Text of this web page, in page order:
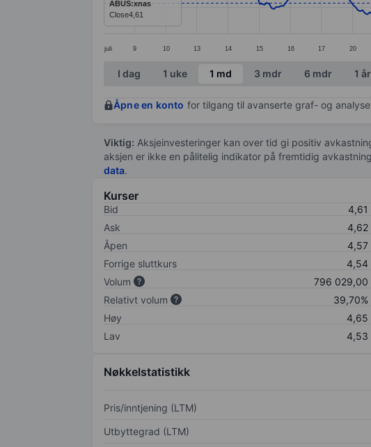
juli 9 10 13 14 15 16 17 20
ABUS:xnas
Close4,61
End of interactive chart.
I dag 1 uke 1 md 3 mdr 6 mdr 1 år
Åpne en konto for tilgang til avanserte graf- og
Viktig: Aksjeinvesteringer kan over tid gi positiv
aksjen er ikke en pålitelig indikator på fremtidig
data.
Kurser
Bid 4,61
Ask
4,62
Åpen
4,57
Forrige sluttkurs
4,54
Volum
796 029,00
Relativt volum
39,70%
Høy
4,65
Lav
4,53
Nøkkelstatistikk
Pris/inntjening (LTM)
Utbyttegrad (LTM)